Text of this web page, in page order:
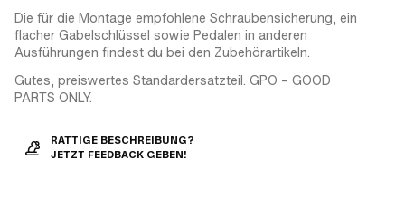
Die für die Montage empfohlene Schraubensicherung, ein
flacher Gabelschlüssel sowie Pedalen in anderen
Ausführungen findest du bei den Zubehörartikeln.
Gutes, preiswertes Standardersatzteil. GPO – GOOD
PARTS ONLY.
RATTIGE BESCHREIBUNG?
JETZT FEEDBACK GEBEN!